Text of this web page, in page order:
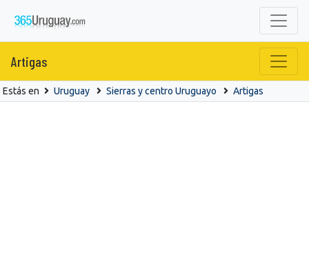
Artigas
Estás en Uruguay Sierras y centro Uruguayo Artigas